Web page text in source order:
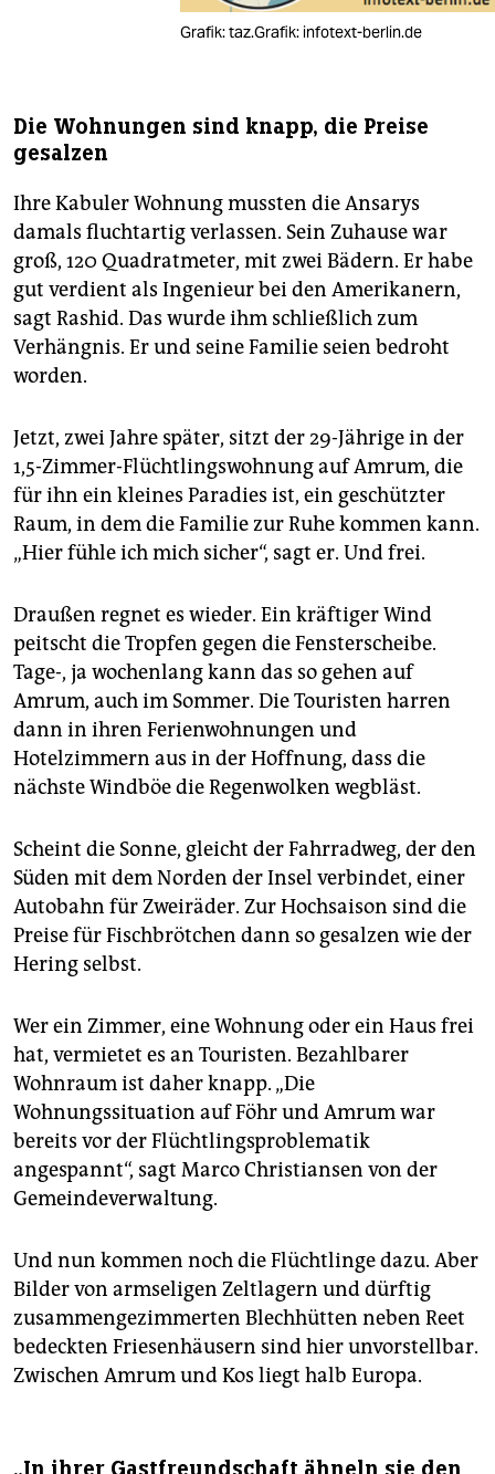
Grafik: taz.Grafik: infotext-berlin.de
Die Wohnungen sind knapp, die Preise
gesalzen
Ihre Kabuler Wohnung mussten die Ansarys
damals fluchtartig verlassen. Sein Zuhause war
groß, 120 Quadratmeter, mit zwei Bädern. Er habe
gut verdient als Ingenieur bei den Amerikanern,
sagt Rashid. Das wurde ihm schließlich zum
Verhängnis. Er und seine Familie seien bedroht
worden.
Jetzt, zwei Jahre später, sitzt der 29-Jährige in der
1,5-Zimmer-Flüchtlingswohnung auf Amrum, die
für ihn ein kleines Paradies ist, ein geschützter
Raum, in dem die Familie zur Ruhe kommen kann.
„Hier fühle ich mich sicher“, sagt er. Und frei.
Draußen regnet es wieder. Ein kräftiger Wind
peitscht die Tropfen gegen die Fensterscheibe.
Tage-, ja wochenlang kann das so gehen auf
Amrum, auch im Sommer. Die Touristen harren
dann in ihren Ferienwohnungen und
Hotelzimmern aus in der Hoffnung, dass die
nächste Windböe die Regenwolken wegbläst.
Scheint die Sonne, gleicht der Fahrradweg, der den
Süden mit dem Norden der Insel verbindet, einer
Autobahn für Zweiräder. Zur Hochsaison sind die
Preise für Fischbrötchen dann so gesalzen wie der
Hering selbst.
Wer ein Zimmer, eine Wohnung oder ein Haus frei
hat, vermietet es an Touristen. Bezahlbarer
Wohnraum ist daher knapp. „Die
Wohnungssituation auf Föhr und Amrum war
bereits vor der Flüchtlingsproblematik
angespannt“, sagt Marco Christiansen von der
Gemeindeverwaltung.
Und nun kommen noch die Flüchtlinge dazu. Aber
Bilder von armseligen Zeltlagern und dürftig
zusammengezimmerten Blechhütten neben Reet
bedeckten Friesenhäusern sind hier unvorstellbar.
Zwischen Amrum und Kos liegt halb Europa.